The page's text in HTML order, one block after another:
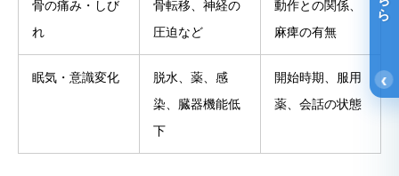
骨の痛み・しび
れ
骨転移、神経の
圧迫など
動作との関係、
麻痺の有無
眠気・意識変化
脱水、薬、感
染、臓器機能低
下
開始時期、服用
薬、会話の状態
‹